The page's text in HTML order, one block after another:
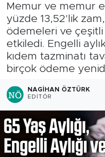
Memur ve memur
yüzde 13,52'lik
ödemeleri ve
etkiledi. Engelli
kıdem tazminatı
birçok ödeme
NAGIHAN ÖZTÜRK
EDITÖR
Son Dakika
Haber Arşivi